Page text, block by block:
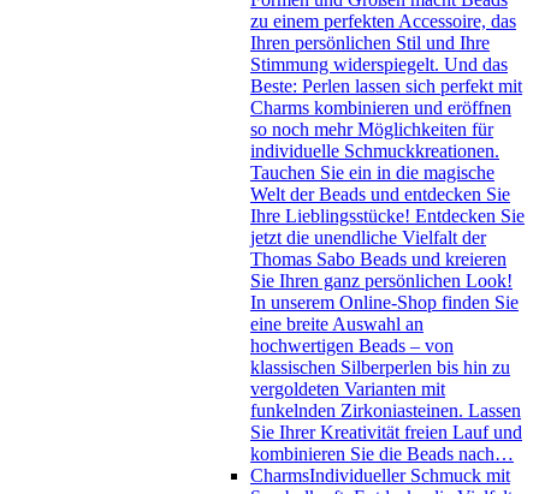
zu einem perfekten Accessoire, das
Ihren persönlichen Stil und Ihre
Stimmung widerspiegelt. Und das
Beste: Perlen lassen sich perfekt mit
Charms kombinieren und eröffnen
so noch mehr Möglichkeiten für
individuelle Schmuckkreationen.
Tauchen Sie ein in die magische
Welt der Beads und entdecken Sie
Ihre Lieblingsstücke! Entdecken Sie
jetzt die unendliche Vielfalt der
Thomas Sabo Beads und kreieren
Sie Ihren ganz persönlichen Look!
In unserem Online-Shop finden Sie
eine breite Auswahl an
hochwertigen Beads – von
klassischen Silberperlen bis hin zu
vergoldeten Varianten mit
funkelnden Zirkoniasteinen. Lassen
Sie Ihrer Kreativität freien Lauf und
kombinieren Sie die Beads nach…
CharmsIndividueller Schmuck mit